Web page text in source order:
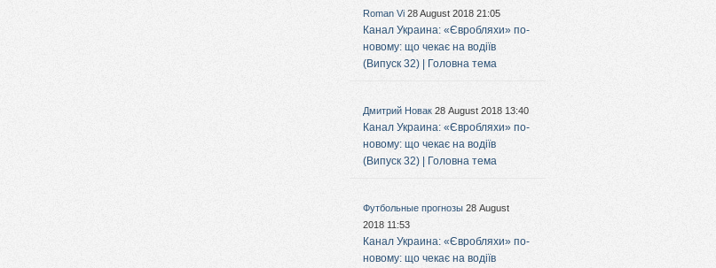
Roman Vi 28 August 2018 21:05
Канал Украина: «Євробляхи» по-
новому: що чекає на водіїв
(Випуск 32) | Головна тема
Дмитрий Новак 28 August 2018 13:40
Канал Украина: «Євробляхи» по-
новому: що чекає на водіїв
(Випуск 32) | Головна тема
Футбольные прогнозы 28 August
2018 11:53
Канал Украина: «Євробляхи» по-
новому: що чекає на водіїв